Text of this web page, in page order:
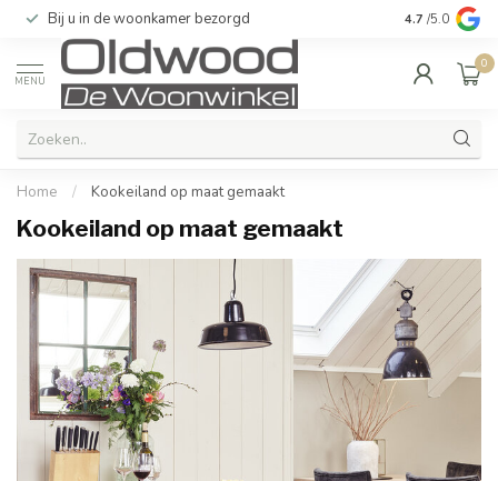
Bij u in de woonkamer bezorgd Kwaliteit &
4.7 /5.0
MENU
0
Home / Kookeiland op maat gemaakt
Kookeiland op maat gemaakt